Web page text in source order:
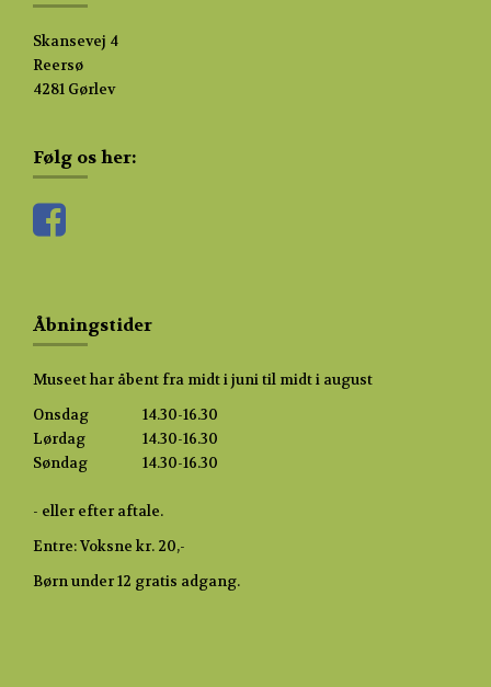
Skansevej 4
Reersø
4281 Gørlev
Følg os her:
Åbningstider
Museet har åbent fra midt i juni til midt i august
Onsdag
14.30-16.30
Lørdag
14.30-16.30
Søndag
14.30-16.30
- eller efter aftale.
Entre: Voksne kr. 20,-
Børn under 12 gratis adgang.